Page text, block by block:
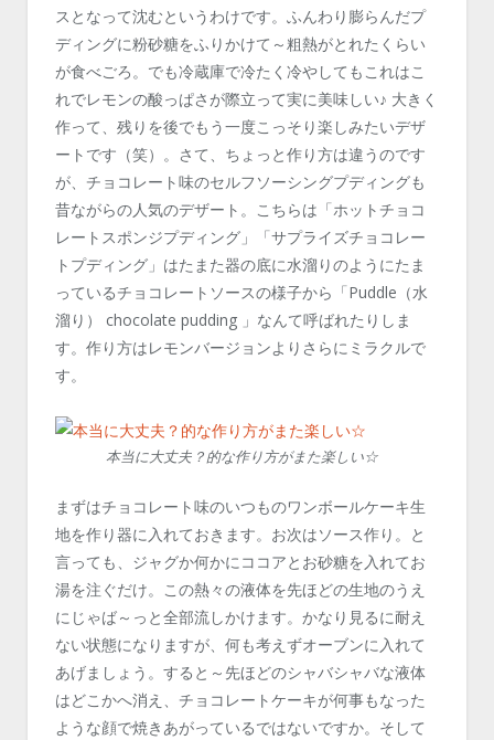
スとなって沈むというわけです。ふんわり膨らんだプ
ディングに粉砂糖をふりかけて～粗熱がとれたくらい
が食べごろ。でも冷蔵庫で冷たく冷やしてもこれはこ
れでレモンの酸っぱさが際立って実に美味しい♪ 大きく
作って、残りを後でもう一度こっそり楽しみたいデザ
ートです（笑）。さて、ちょっと作り方は違うのです
が、チョコレート味のセルフソーシングプディングも
昔ながらの人気のデザート。こちらは「ホットチョコ
レートスポンジプディング」「サプライズチョコレー
トプディング」はたまた器の底に水溜りのようにたま
っているチョコレートソースの様子から「Puddle（水
溜り） chocolate pudding 」なんて呼ばれたりしま
す。作り方はレモンバージョンよりさらにミラクルで
す。
本当に大丈夫？的な作り方がまた楽しい☆
まずはチョコレート味のいつものワンボールケーキ生
地を作り器に入れておきます。お次はソース作り。と
言っても、ジャグか何かにココアとお砂糖を入れてお
湯を注ぐだけ。この熱々の液体を先ほどの生地のうえ
にじゃば～っと全部流しかけます。かなり見るに耐え
ない状態になりますが、何も考えずオーブンに入れて
あげましょう。すると～先ほどのシャバシャバな液体
はどこかへ消え、チョコレートケーキが何事もなった
ような顔で焼きあがっているではないですか。そして